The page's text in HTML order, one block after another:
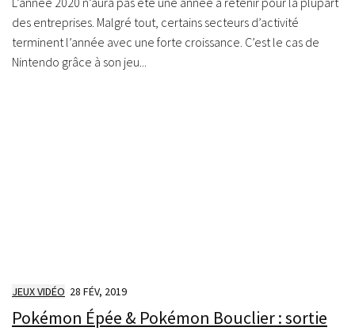
des entreprises. Malgré tout, certains secteurs d’activité
terminent l’année avec une forte croissance. C’est le cas de
Nintendo grâce à son jeu...
JEUX VIDÉO 28 FÉV, 2019
Pokémon Épée & Pokémon Bouclier : sortie